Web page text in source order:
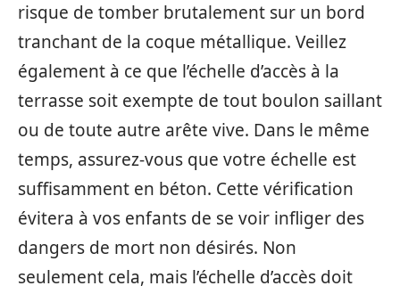
risque de tomber brutalement sur un bord
tranchant de la coque métallique. Veillez
également à ce que l’échelle d’accès à la
terrasse soit exempte de tout boulon saillant
ou de toute autre arête vive. Dans le même
temps, assurez-vous que votre échelle est
suffisamment en béton. Cette vérification
évitera à vos enfants de se voir infliger des
dangers de mort non désirés. Non
seulement cela, mais l’échelle d’accès doit